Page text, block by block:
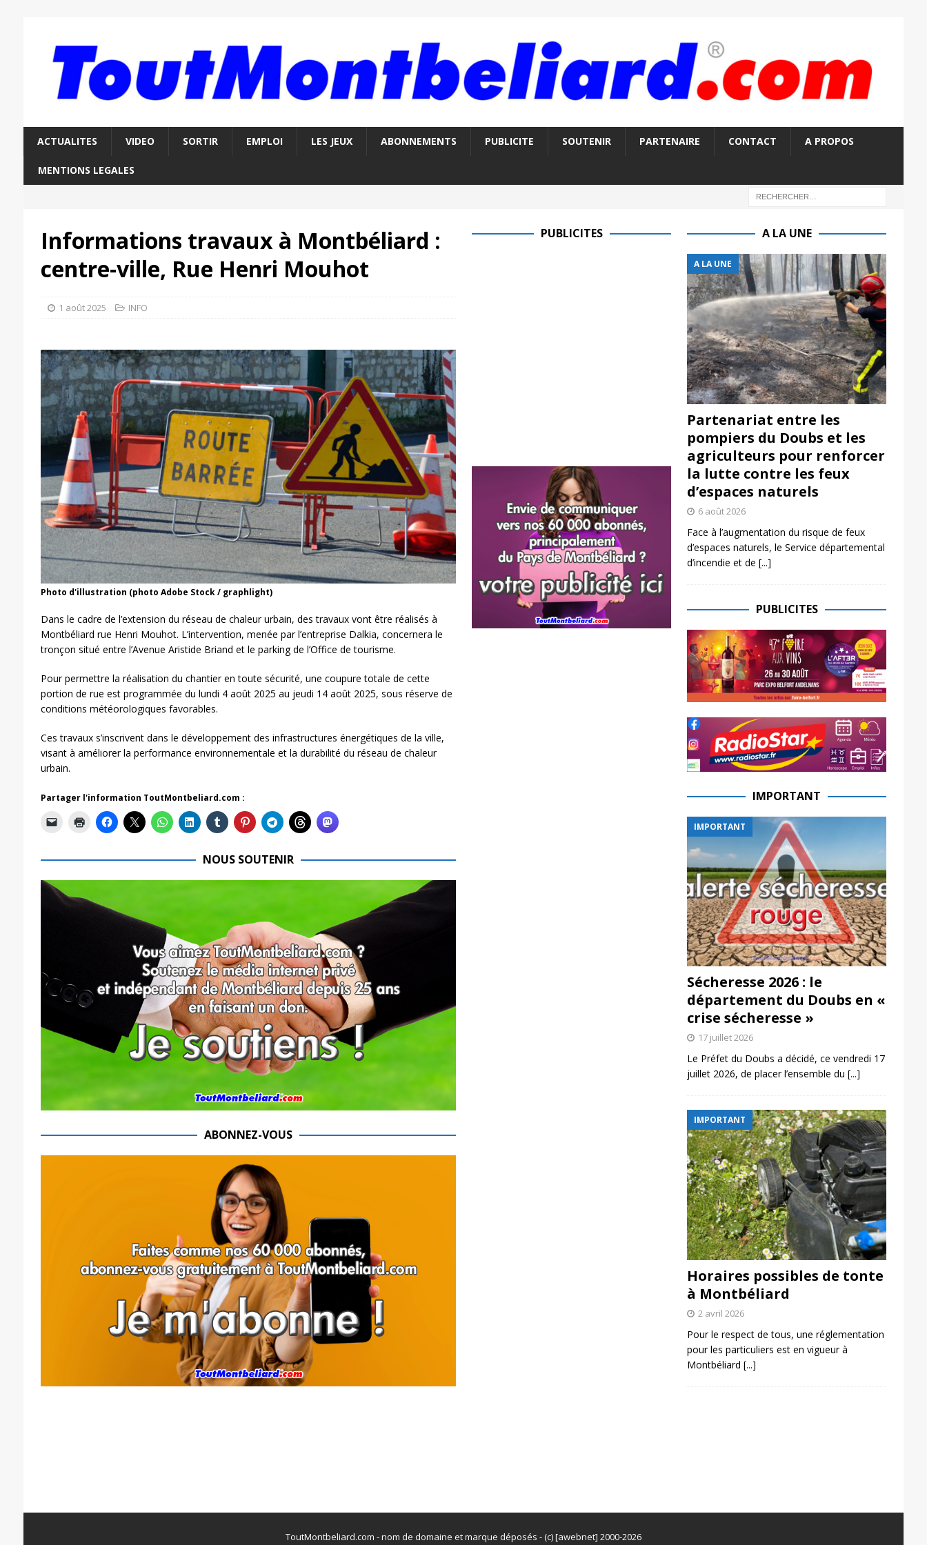
ACTUALITES VIDEO SORTIR EMPLOI LES JEUX ABONNEMENTS PUBLICITE SOUTENIR PARTENAIRE CONTACT A PROPOS
MENTIONS LEGALES
Informations travaux à Montbéliard :
centre-ville, Rue Henri Mouhot
1 août 2025 INFO
Photo d'illustration (photo Adobe Stock / graphlight)
Dans le cadre de l’extension du réseau de chaleur urbain, des travaux vont être réalisés à
Montbéliard rue Henri Mouhot. L’intervention, menée par l’entreprise Dalkia, concernera le
tronçon situé entre l’Avenue Aristide Briand et le parking de l’Office de tourisme.
Pour permettre la réalisation du chantier en toute sécurité, une coupure totale de cette
portion de rue est programmée du lundi 4 août 2025 au jeudi 14 août 2025, sous réserve de
conditions météorologiques favorables.
Ces travaux s’inscrivent dans le développement des infrastructures énergétiques de la ville,
visant à améliorer la performance environnementale et la durabilité du réseau de chaleur
urbain.
Partager l'information ToutMontbeliard.com :
NOUS SOUTENIR
ABONNEZ-VOUS
PUBLICITES A LA UNE
A LA UNE
Partenariat entre les
pompiers du Doubs et les
agriculteurs pour renforcer
la lutte contre les feux
d’espaces naturels
6 août 2026
Face à l’augmentation du risque de feux
d’espaces naturels, le Service départemental
d’incendie et de [...]
PUBLICITES
IMPORTANT
IMPORTANT
Sécheresse 2026 : le
département du Doubs en «
crise sécheresse »
17 juillet 2026
Le Préfet du Doubs a décidé, ce vendredi 17
juillet 2026, de placer l’ensemble du [...]
IMPORTANT
Horaires possibles de tonte
à Montbéliard
2 avril 2026
Pour le respect de tous, une réglementation
pour les particuliers est en vigueur à
Montbéliard [...]
ToutMontbeliard.com - nom de domaine et marque déposés - (c) [awebnet] 2000-2026